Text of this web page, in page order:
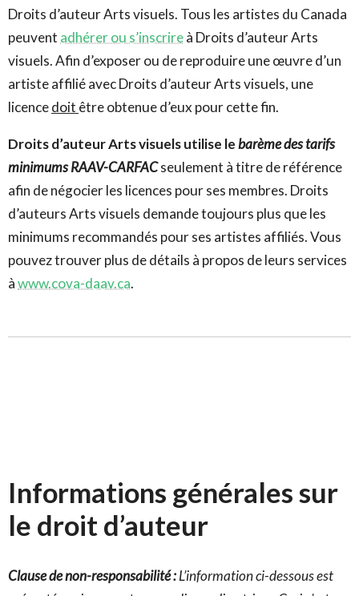
Droits d’auteur Arts visuels. Tous les artistes du Canada
peuvent adhérer ou s’inscrireà Droits d’auteur Arts
visuels. Afin d’exposer ou de reproduire une œuvre d’un
artiste affilié avec Droits d’auteur Arts visuels, une
licencedoit être obtenue d’eux pour cette fin.
Droits d’auteur Arts visuels utilise lebarème des tarifs
minimums RAAV-CARFACseulement à titre de référence
afin de négocier les licences pour ses membres. Droits
d’auteurs Arts visuels demande toujours plus que les
minimums recommandés pour ses artistes affiliés. Vous
pouvez trouver plus de détails à propos de leurs services
àwww.cova-daav.ca.
Informations générales sur
le droit d’auteur
Clause de non-responsabilité :L’information ci-dessous est